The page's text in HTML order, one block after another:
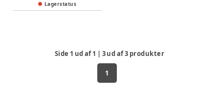
Lagerstatus
Side 1 ud af1 | 3ud af3 produkter
1